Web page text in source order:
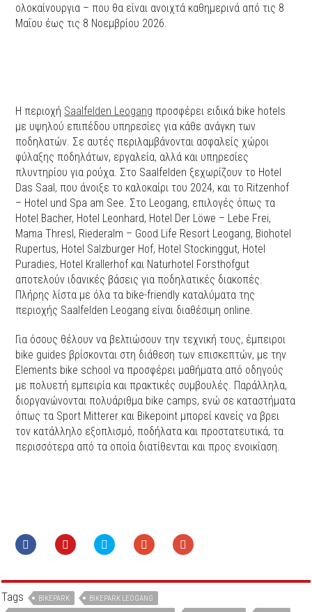
ολοκαίνουργια – που θα είναι ανοιχτά καθημερινά από τις 8
Μαΐου έως τις 8 Νοεμβρίου 2026.
Η περιοχή Saalfelden Leogang προσφέρει ειδικά bike hotels
με υψηλού επιπέδου υπηρεσίες για κάθε ανάγκη των
ποδηλατών. Σε αυτές περιλαμβάνονται ασφαλείς χώροι
φύλαξης ποδηλάτων, εργαλεία, αλλά και υπηρεσίες
πλυντηρίου για ρούχα. Στο Saalfelden ξεχωρίζουν το Hotel
Das Saal, που άνοιξε το καλοκαίρι του 2024, και το Ritzenhof
– Hotel und Spa am See. Στο Leogang, επιλογές όπως τα
Hotel Bacher, Hotel Leonhard, Hotel Der Löwe – Lebe Frei,
Mama Thresl, Riederalm – Good Life Resort Leogang, Biohotel
Rupertus, Hotel Salzburger Hof, Hotel Stockinggut, Hotel
Puradies, Hotel Krallerhof και Naturhotel Forsthofgut
αποτελούν ιδανικές βάσεις για ποδηλατικές διακοπές.
Πλήρης λίστα με όλα τα bike-friendly καταλύματα της
περιοχής Saalfelden Leogang είναι διαθέσιμη online.
Για όσους θέλουν να βελτιώσουν την τεχνική τους, έμπειροι
bike guides βρίσκονται στη διάθεση των επισκεπτών, με την
Elements bike school να προσφέρει μαθήματα από οδηγούς
με πολυετή εμπειρία και πρακτικές συμβουλές. Παράλληλα,
διοργανώνονται πολυάριθμα bike camps, ενώ σε καταστήματα
όπως τα Sport Mitterer και Bikepoint μπορεί κανείς να βρει
τον κατάλληλο εξοπλισμό, ποδήλατα και προστατευτικά, τα
περισσότερα από τα οποία διατίθενται και προς ενοικίαση.
Tags BIKEPARK
BIKEPARK LEOGANG